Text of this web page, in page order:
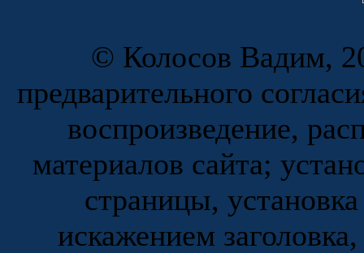
© Колосов Вадим,
предварительного
воспроизведение,
материалов сайта;
страницы,
искажением